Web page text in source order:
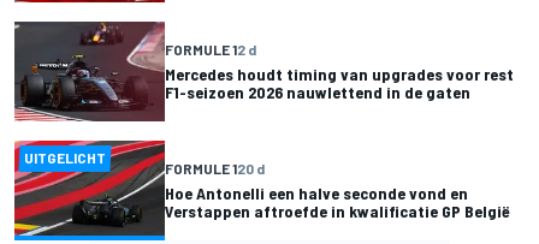
FORMULE 12 d
Mercedes houdt timing van upgrades voor rest
F1-seizoen 2026 nauwlettend in de gaten
UITGELICHT
FORMULE 120 d
Hoe Antonelli een halve seconde vond en
Verstappen aftroefde in kwalificatie GP België